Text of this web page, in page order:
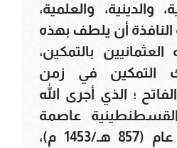
والدينية، والعلمية،
النافذة أن يلطف بهذه
العثمانيين بالتمكين،
التمكين في زمن
؛ الذي أجرى الله
عاصمة
الدولة البيزنطية عام (857 هـ/1453 م)،